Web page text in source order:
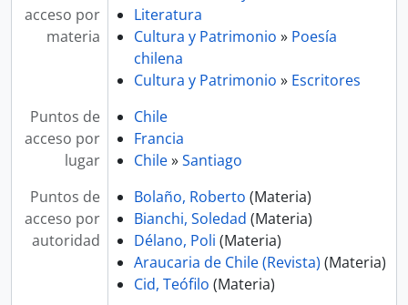
acceso por
materia
Literatura
Cultura y Patrimonio » Poesía
chilena
Cultura y Patrimonio » Escritores
Puntos de
acceso por
lugar
Chile
Francia
Chile»Santiago
Puntos de
acceso por
autoridad
Bolaño, Roberto (Materia)
Bianchi, Soledad (Materia)
Délano, Poli (Materia)
Araucaria de Chile (Revista) (Materia)
Cid, Teófilo (Materia)